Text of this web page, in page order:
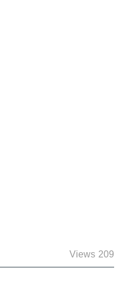
209 Views